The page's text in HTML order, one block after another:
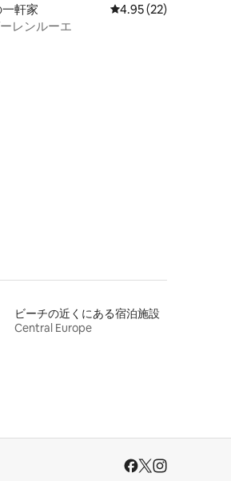
つ星の平均評価
軒家 レビュー22件、5つ
4.95 (22)
レンルーエ
ビーチの近くにある宿泊施設
Central Europe